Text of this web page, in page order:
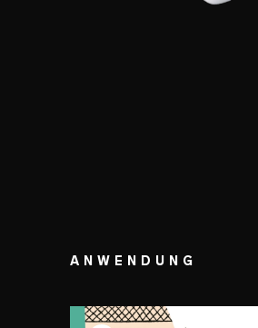
ANWENDUNG
SCHRITT 1